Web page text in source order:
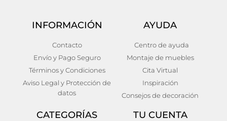
Cómoda brussa
Añadir al carrito
Escritorio bracke Madera
de pino Nórdico
115x52x102
Añadir al carrito
INFORMACIÓN
Contacto
Envío y Pago Seguro
Términos y Condiciones
Aviso Legal y Protección de
datos
AYUDA
Centro de ayuda
Montaje de muebles
Cita Virtual
Inspiración
Consejos de decoración
CATEGORÍAS TU CUENTA